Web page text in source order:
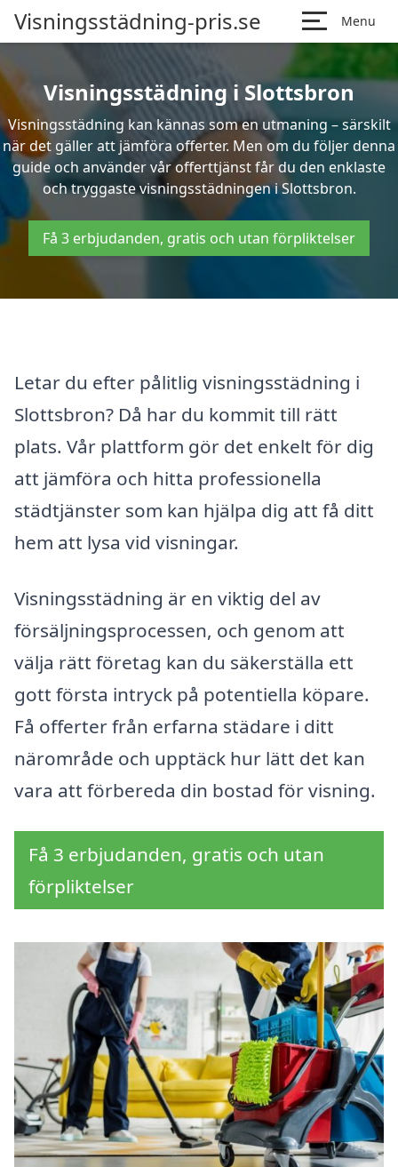
Visningsstädning-pris.se Menu
Visningsstädning i Slottsbron
Visningsstädning kan kännas som en utmaning – särskilt
när det gäller att jämföra offerter. Men om du följer denna
guide och använder vår offerttjänst får du den enklaste
och tryggaste visningsstädningen i Slottsbron.
Få 3 erbjudanden, gratis och utan förpliktelser
Letar du efter pålitlig visningsstädning i
Slottsbron? Då har du kommit till rätt
plats. Vår plattform gör det enkelt för dig
att jämföra och hitta professionella
städtjänster som kan hjälpa dig att få ditt
hem att lysa vid visningar.
Visningsstädning är en viktig del av
försäljningsprocessen, och genom att
välja rätt företag kan du säkerställa ett
gott första intryck på potentiella köpare.
Få offerter från erfarna städare i ditt
närområde och upptäck hur lätt det kan
vara att förbereda din bostad för visning.
Få 3 erbjudanden, gratis och utan
förpliktelser